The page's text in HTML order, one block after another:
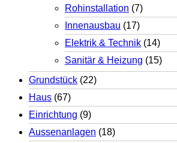
Rohinstallation (7)
Innenausbau (17)
Elektrik & Technik (14)
Sanitär & Heizung (15)
Grundstück (22)
Haus (67)
Einrichtung (9)
Aussenanlagen (18)